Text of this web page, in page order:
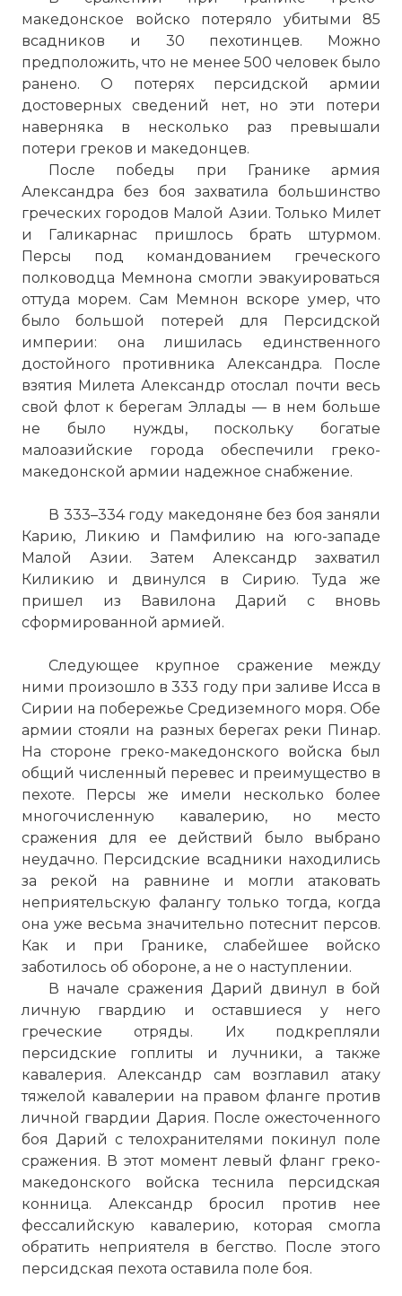
македонское войско потеряло убитыми 85
всадников и 30 пехотинцев. Можно
предположить, что не менее 500 человек было
ранено. О потерях персидской армии
достоверных сведений нет, но эти потери
наверняка в несколько раз превышали
потери греков и македонцев.
После победы при Гранике армия
Александра без боя захватила большинство
греческих городов Малой Азии. Только Милет
и Галикарнас пришлось брать штурмом.
Персы под командованием греческого
полководца Мемнона смогли эвакуироваться
оттуда морем. Сам Мемнон вскоре умер, что
было большой потерей для Персидской
империи: она лишилась единственного
достойного противника Александра. После
взятия Милета Александр отослал почти весь
свой флот к берегам Эллады — в нем больше
не было нужды, поскольку богатые
малоазийские города обеспечили греко-
македонской армии надежное снабжение.
В 333–334 году македоняне без боя заняли
Карию, Ликию и Памфилию на юго-западе
Малой Азии. Затем Александр захватил
Киликию и двинулся в Сирию. Туда же
пришел из Вавилона Дарий с вновь
сформированной армией.
Следующее крупное сражение между
ними произошло в 333 году при заливе Исса в
Сирии на побережье Средиземного моря. Обе
армии стояли на разных берегах реки Пинар.
На стороне греко-македонского войска был
общий численный перевес и преимущество в
пехоте. Персы же имели несколько более
многочисленную кавалерию, но место
сражения для ее действий было выбрано
неудачно. Персидские всадники находились
за рекой на равнине и могли атаковать
неприятельскую фалангу только тогда, когда
она уже весьма значительно потеснит персов.
Как и при Гранике, слабейшее войско
заботилось об обороне, а не о наступлении.
В начале сражения Дарий двинул в бой
личную гвардию и оставшиеся у него
греческие отряды. Их подкрепляли
персидские гоплиты и лучники, а также
кавалерия. Александр сам возглавил атаку
тяжелой кавалерии на правом фланге против
личной гвардии Дария. После ожесточенного
боя Дарий с телохранителями покинул поле
сражения. В этот момент левый фланг греко-
македонского войска теснила персидская
конница. Александр бросил против нее
фессалийскую кавалерию, которая смогла
обратить неприятеля в бегство. После этого
персидская пехота оставила поле боя.